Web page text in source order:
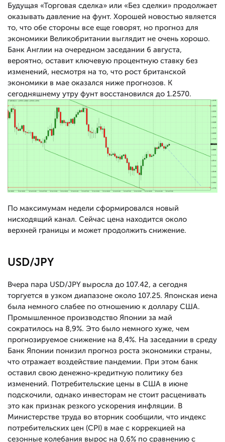
Будущая «Торговая сделка» или «Без сделки» продолжает
оказывать давление на фунт. Хорошей новостью является
то, что обе стороны все еще говорят, но прогноз для
экономики Великобритании выглядит не очень хорошо.
Банк Англии на очередном заседании 6 августа,
вероятно, оставит ключевую процентную ставку без
изменений, несмотря на то, что рост британской
экономики в мае оказался ниже прогнозов. К
сегодняшнему утру фунт восстановился до 1.2570.
По максимумам недели сформировался новый
нисходящий канал. Сейчас цена находится около
верхней границы и может продолжить снижение.
USD/JPY
Вчера пара USD/JPY выросла до 107.42, а сегодня
торгуется в узком диапазоне около 107.25. Японская иена
была немного слабее по отношению к доллару США.
Промышленное производство Японии за май
сократилось на 8,9%. Это было немного хуже, чем
прогнозируемое снижение на 8,4%. На заседании в среду
Банк Японии понизил прогноз роста экономики страны,
что отражает воздействие пандемии. При этом банк
оставил свою денежно-кредитную политику без
изменений. Потребительские цены в США в июне
подскочили, однако инвесторам не стоит расценивать
это как признак резкого ускорения инфляции. В
Министерстве труда во вторник сообщили, что индекс
потребительских цен (CPI) в мае с коррекцией на
сезонные колебания вырос на 0,6% по сравнению с